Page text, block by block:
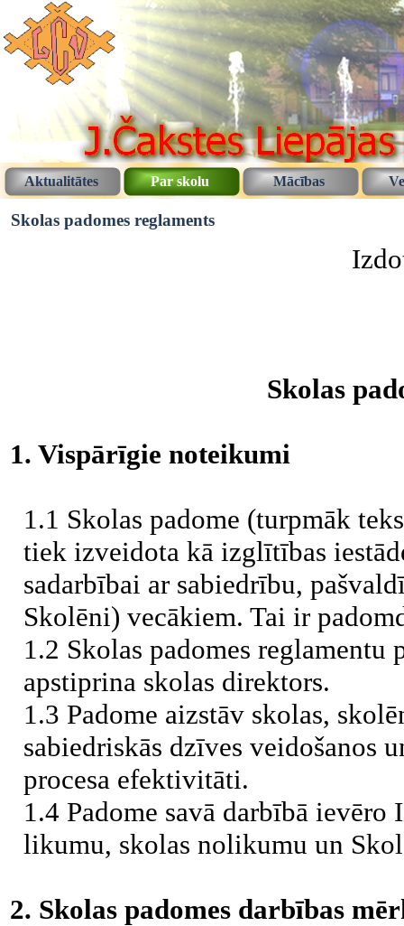
Aktualitātes Par skolu Mācības
Skolas padomes reglaments
Skolas
1. Vispārīgie noteikumi
1.1 Skolas padome (turpmāk
tiek izveidota kā izglītības
sadarbībai ar sabiedrību,
Skolēni) vecākiem. Tai ir
1.2 Skolas padomes reglamentu
apstiprina skolas direktors.
1.3 Padome aizstāv skolas,
sabiedriskās dzīves veidošanos
procesa efektivitāti.
1.4 Padome savā darbībā
likumu, skolas nolikumu un
2. Skolas padomes darbības